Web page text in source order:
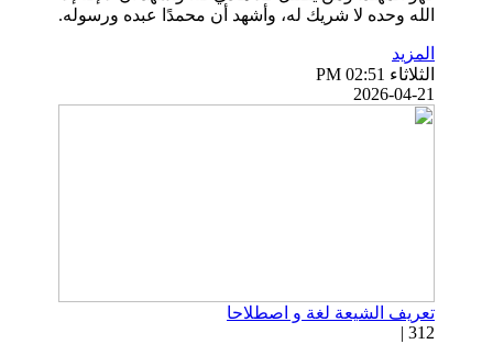
الله وحده لا شريك له، وأشهد أن محمدًا عبده ورسوله.
المزيد
الثلاثاء PM 02:51
2026-04-21
تعريف الشيعة لغة و اصطلاحا
312 |